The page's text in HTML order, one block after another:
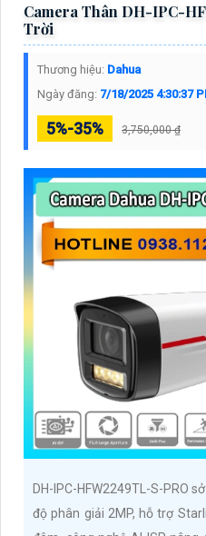
Camera Thân DH-IPC-
Trời
Thương hiệu: Dahua
Ngày đăng: 7/18/2025 4:30:37
5%-35% 3,750,000 ₫
DH-IPC-HFW2249TL-S-PRO
độ phân giải 2MP, hỗ trợ